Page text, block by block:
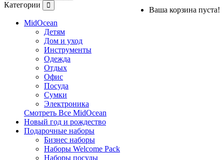
Ваша корзина пуста!
Категории
MidOcean
Детям
Дом и уход
Инструменты
Одежда
Отдых
Офис
Посуда
Сумки
Электроника
Смотреть Все MidOcean
Новый год и рождество
Подарочные наборы
Бизнес наборы
Наборы Welcome Pack
Наборы посуды